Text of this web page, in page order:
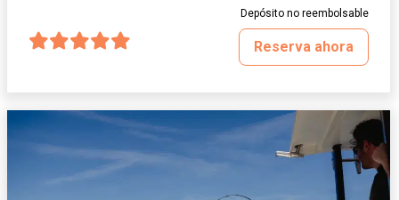
Depósito no reembolsable
Reserva ahora